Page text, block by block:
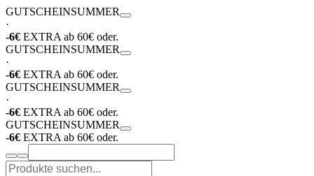
GUTSCHEINSUMMER
·
-6€ EXTRA ab 60€ oder.
GUTSCHEINSUMMER
·
-6€ EXTRA ab 60€ oder.
GUTSCHEINSUMMER
·
-6€ EXTRA ab 60€ oder.
GUTSCHEINSUMMER
-6€ EXTRA ab 60€ oder.